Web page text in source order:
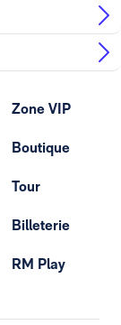
Zone VIP
Boutique
Tour
Billeterie
RM Play